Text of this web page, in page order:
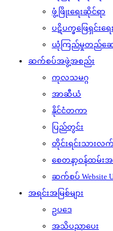
ဖွံ့ဖြိုးရေးဆိုင်ရာ
ပဋိပက္ခဖြေရှင်းရ
ယုံကြည်မှုတည်ဆေ
ဆက်စပ်အဖွဲ့အစည်း
ကုလသမဂ္ဂ
အာဆီယံ
နိုင်ငံတကာ
ပြည်တွင်း
တိုင်းရင်းသားလ
စေတနာ့ဝန်ထမ်းအ
ဆက်စပ် Website
အရင်းအမြစ်များ
ဥပဒေ
အသိပညာပေး